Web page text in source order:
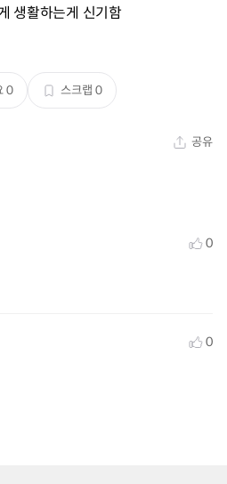
생활하는게 신기함
0 스크랩 0
공유
0
0